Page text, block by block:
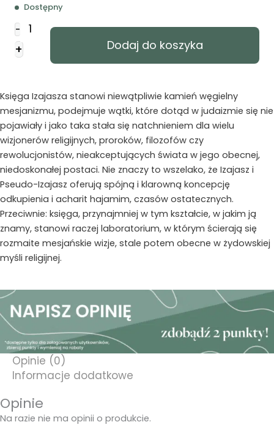
Dostępny
-
Księga
Izajasza
Cylkow
+ Dodaj do koszyka
Księga Izajasza stanowi niewątpliwie kamień węgielny
mesjanizmu, podejmuje wątki, które dotąd w judaizmie się nie
pojawiały i jako taka stała się natchnieniem dla wielu
wizjonerów religijnych, proroków, filozofów czy
rewolucjonistów, nieakceptujących świata w jego obecnej,
niedoskonałej postaci. Nie znaczy to wszelako, że Izajasz i
Pseudo-Izajasz oferują spójną i klarowną koncepcję
odkupienia i acharit hajamim, czasów ostatecznych.
Przeciwnie: księga, przynajmniej w tym kształcie, w jakim ją
znamy, stanowi raczej laboratorium, w którym ścierają się
rozmaite mesjańskie wizje, stale potem obecne w żydowskiej
myśli religijnej.
Opinie (0)
Informacje dodatkowe
Opinie
Na razie nie ma opinii o produkcie.